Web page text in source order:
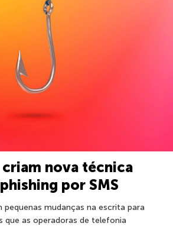
nova técnica
por SMS
pequenas mudanças na escrita para
que as operadoras de telefonia